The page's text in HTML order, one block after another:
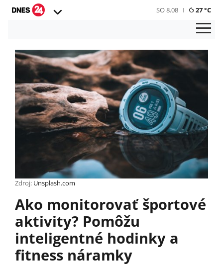
SO 8.08 27 °C
Zdroj: Unsplash.com
Ako monitorovať športové
aktivity? Pomôžu
inteligentné hodinky a
fitness náramky